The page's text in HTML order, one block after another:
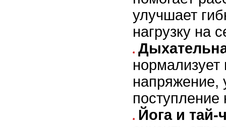
улучшает
нагрузку на
напряжение,
поступление
Йога и тай-